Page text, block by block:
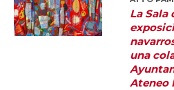
La Sala
una
Ateneo